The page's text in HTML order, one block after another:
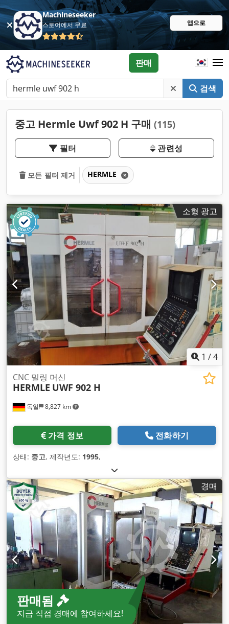
Machineseeker
스토어에서 무료 앱으로
검색
판매
중고 Hermle Uwf 902 H 구매 (115)
필터 관련성
모든 필터 제거 HERMLE
소형 광고
1 /4
독일 8,827 km
CNC 밀링 머신
HERMLE UWF 902 H
가격 정보 전화하기
상태: 중고, 제작년도: 1995,
경매
판매됨
지금 직접 경매에 참여하세요!